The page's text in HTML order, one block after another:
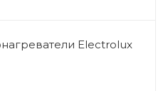
Electrolux